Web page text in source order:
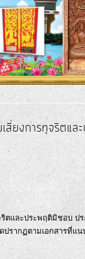
เสี่ยงการทุจริต
ริตและประพฤติมิชอบ
ปรากฏตามเอกสารที่